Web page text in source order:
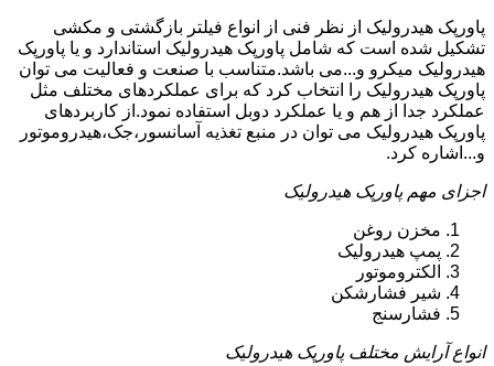
پاورپک هیدرولیک از نظر فنی از انواع فیلتر بازگشتی و مکشی
تشکیل شده است که شامل پاورپک هیدرولیک استاندارد و یا پاورپک
هیدرولیک میکرو و...می باشد.متناسب با صنعت و فعالیت می توان
پاورپک هیدرولیک را انتخاب کرد که برای عملکردهای مختلف مثل
عملکرد جدا از هم و یا عملکرد دوبل استفاده نمود.از کاربردهای
پاورپک هیدرولیک می توان در منبع تغذیه آسانسور،جک،هیدروموتور
و...اشاره کرد.
اجزای مهم پاورپک هیدرولیک
مخزن روغن
پمپ هیدرولیک
الکتروموتور
شیر فشارشکن
فشارسنج
انواع آرایش مختلف پاورپک هیدرولیک